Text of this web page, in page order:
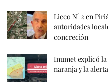
Liceo N° 2 en
autoridades
concreción
Inumet explicó
naranja y la